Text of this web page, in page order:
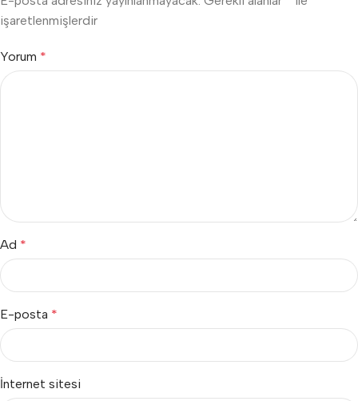
işaretlenmişlerdir
Yorum *
Ad *
E-posta *
İnternet sitesi